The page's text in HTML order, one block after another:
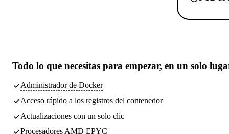
Todo lo que necesitas para empezar, en un solo
Administrador de Docker
Acceso rápido a los registros del contenedor
Actualizaciones con un solo clic
Procesadores AMD EPYC